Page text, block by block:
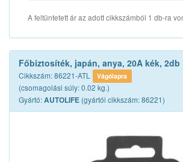
A feltüntetett ár az adott cikkszámból 1 db-ra
Főbiztosíték, japán, anya, 20A kék, 2db
Cikkszám: 86221-ATL Vágólapra
(csomagolási súly: 0.02 kg.)
Gyártó:AUTOLIFE (gyártói cikkszám: 86221)